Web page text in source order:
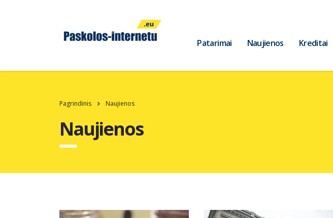
Patarimai Naujienos Kreditai
Pagrindinis Naujienos
Naujienos